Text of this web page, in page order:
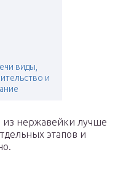
виды,
и
из нержавейки лучше
этапов и